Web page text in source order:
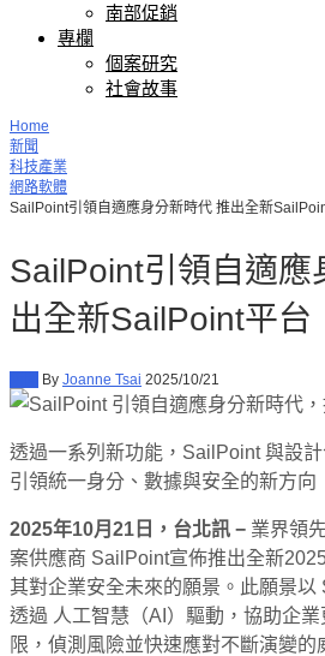
南部促銷
專欄
個案研究
社會故事
Home
新聞
科技產業
網路軟體
SailPoint引領自適應身分新時代 推出全新
SailPoint引領自適應
出全新SailPoint平台
By Joanne Tsai 2025/10/21
透過一系列新功能，SailPoint 與設
引領統一身分、數據與安全的新方向
2025年10月21日，台北訊 − 業界領
案供應商 SailPoint宣佈推出全新
其對企業安全未來的願景。此願景以
透過 人工智慧（AI）驅動，協助企
限，偵測風險並快速應對不斷演變的